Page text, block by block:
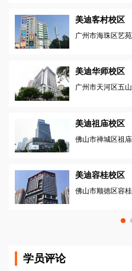
美迪客村校区
广州市海珠区艺
美迪华师校区
广州市天河区五
美迪祖庙校区
佛山市禅城区祖
美迪容桂校区
佛山市顺徳区容
学员评论